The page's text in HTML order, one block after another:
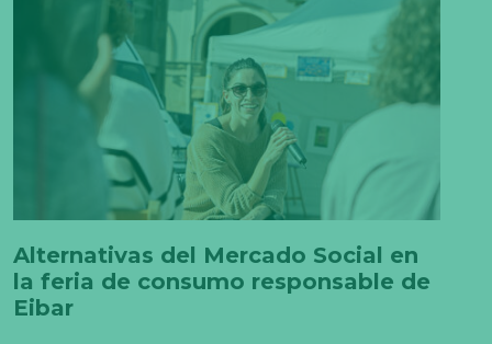
Alternativas del Mercado Social en
la feria de consumo responsable de
Eibar